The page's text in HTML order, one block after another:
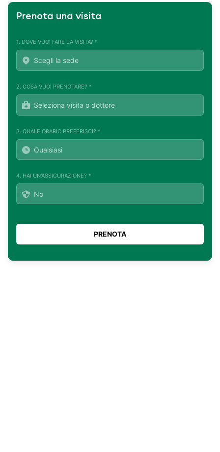
Prenota una visita
1. DOVE VUOI FARE LA VISITA? *
2. COSA VUOI PRENOTARE? *
3. QUALE ORARIO PREFERISCI? *
4. HAI UN'ASSICURAZIONE? *